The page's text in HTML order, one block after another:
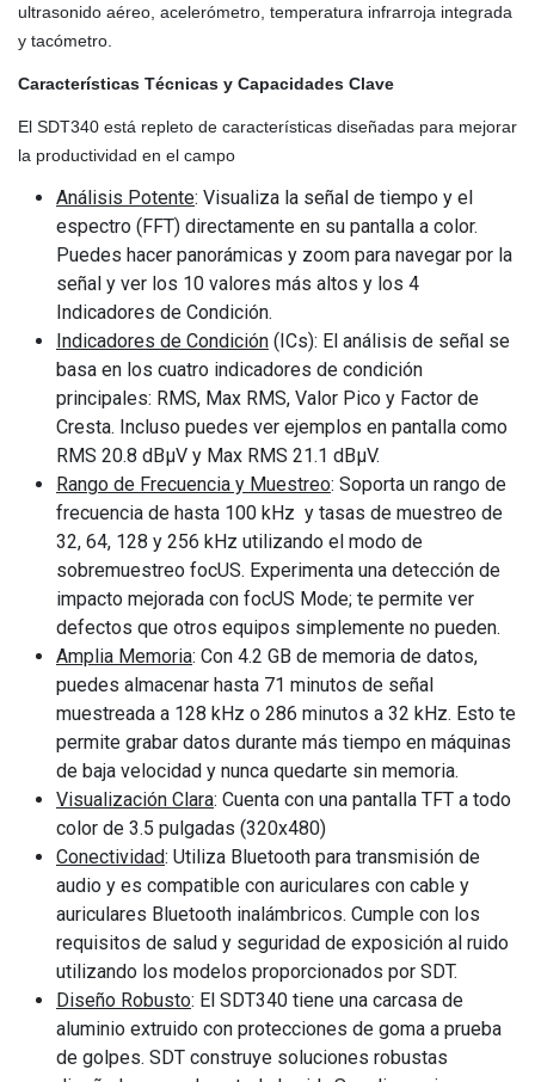
ultrasonido aéreo, acelerómetro, temperatura infrarroja integrada
y tacómetro.
Características Técnicas y Capacidades Clave
El SDT340 está repleto de características diseñadas para mejorar
la productividad en el campo
Análisis Potente: Visualiza la señal de tiempo y el
espectro (FFT) directamente en su pantalla a color.
Puedes hacer panorámicas y zoom para navegar por la
señal y ver los 10 valores más altos y los 4
Indicadores de Condición.
Indicadores de Condición (ICs): El análisis de señal se
basa en los cuatro indicadores de condición
principales: RMS, Max RMS, Valor Pico y Factor de
Cresta. Incluso puedes ver ejemplos en pantalla como
RMS 20.8 dBµV y Max RMS 21.1 dBµV.
Rango de Frecuencia y Muestreo: Soporta un rango de
frecuencia de hasta 100 kHz y tasas de muestreo de
32, 64, 128 y 256 kHz utilizando el modo de
sobremuestreo focUS. Experimenta una detección de
impacto mejorada con focUS Mode; te permite ver
defectos que otros equipos simplemente no pueden.
Amplia Memoria: Con 4.2 GB de memoria de datos,
puedes almacenar hasta 71 minutos de señal
muestreada a 128 kHz o 286 minutos a 32 kHz. Esto te
permite grabar datos durante más tiempo en máquinas
de baja velocidad y nunca quedarte sin memoria.
Visualización Clara: Cuenta con una pantalla TFT a todo
color de 3.5 pulgadas (320x480)
Conectividad: Utiliza Bluetooth para transmisión de
audio y es compatible con auriculares con cable y
auriculares Bluetooth inalámbricos. Cumple con los
requisitos de salud y seguridad de exposición al ruido
utilizando los modelos proporcionados por SDT.
Diseño Robusto: El SDT340 tiene una carcasa de
aluminio extruido con protecciones de goma a prueba
de golpes. SDT construye soluciones robustas